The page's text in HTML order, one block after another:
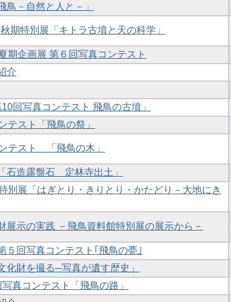
－自然と人と－」
期特別展「キトラ古墳と天の科学」
期企画展 第６回写真コンテスト
介
回写真コンテスト 飛鳥の古墳」
スト「飛鳥の祭」
テスト 「飛鳥の木」
造露盤石 定林寺出土」
別展「はぎとり・きりとり・かたどり－大地にき
展示の実践 －飛鳥資料館特別展の展示から－
回写真コンテスト｢飛鳥の甍｣
財を撮る─写真が遺す歴史」
真コンテスト「飛鳥の路」